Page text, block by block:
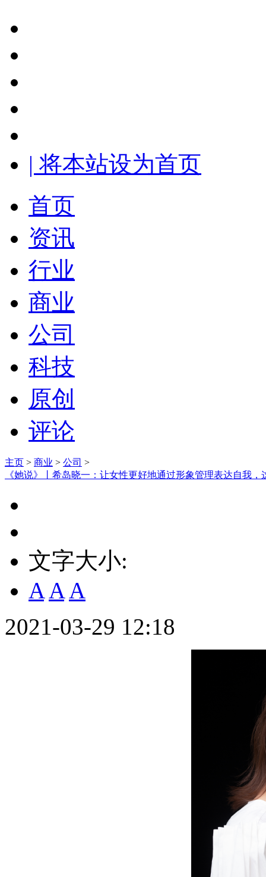
| 将本站设为首页
首页
资讯
行业
商业
公司
科技
原创
评论
主页 > 商业 > 公司 >
《她说》丨希岛晓一：让女性更好地通过形象管理表达自我，
文字大小:
A A A
2021-03-29 12:18